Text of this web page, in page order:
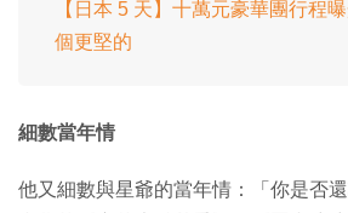
【日本 5 天】十萬元豪華團行程
個更堅的
細數當年情
他又細數與星爺的當年情：「你是否